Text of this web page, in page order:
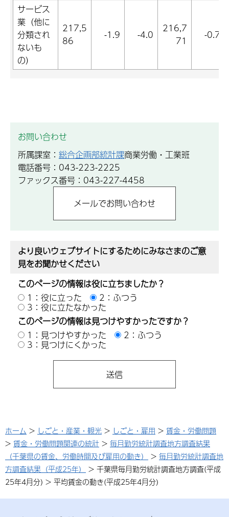
サービス
業（他に
分類され
ないも
の）
217,5
86
-1.9 -4.0
216,7
71
-0.7
お問い合わせ
所属課室： 総合企画部統計課商業労働・工業班
電話番号：043-223-2225
ファックス番号：043-227-4458
より良いウェブサイトにするためにみなさまのご意
見をお聞かせください
このページの情報は役に立ちましたか？
1：役に立った
2：ふつう
3：役に立たなかった
このページの情報は見つけやすかったですか？
1：見つけやすかった
2：ふつう
3：見つけにくかった
ホーム > しごと・産業・観光 > しごと・雇用 > 賃金・労働問題
> 賃金・労働問題関連の統計 > 毎月勤労統計調査地方調査結果
（千葉県の賃金、労働時間及び雇用の動き）
> 毎月勤労統計調査地
方調査結果（平成25年）
> 千葉県毎月勤労統計調査地方調査(平成
25年4月分) > 平均賃金の動き(平成25年4月分)